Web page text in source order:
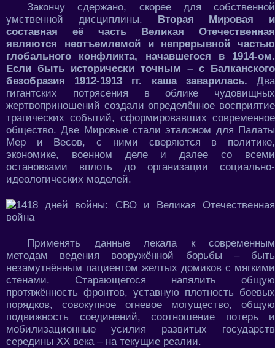
Закончу сдержано, скорее для собственной
умственной дисциплины. Вторая Мировая и
составная её часть Великая Отечественная
являются неотъемлемой и непрерывной частью
глобального конфликта, начавшегося в 1914-ом.
Если быть исторически точным – с Балканского
безобразия 1912-1913 гг. каша заварилась. Два
гигантских потрясения в облике чудовищных
жертвоприношений создали определённое восприятие
трагических событий, сформировавших современное
общество. Две Мировые стали эталоном для Палаты
Мер и Весов, с ними сверяются в политике,
экономике, военном деле и далее со всеми
остановками вплоть до организации социально-
идеологических моделей.
Применять данные лекала к современным
методам ведения вооружённой борьбы – быть
незамутнённым пациентом желтых домиков с мягкими
стенами. Старающегося напялить общую
протяжённость фронтов, уставную плотность боевых
порядков, совокупное огневое могущество, общую
подвижность соединений, соотношение потерь и
мобилизационные усилия развитых государств
середины ХХ века – на текущие реалии.